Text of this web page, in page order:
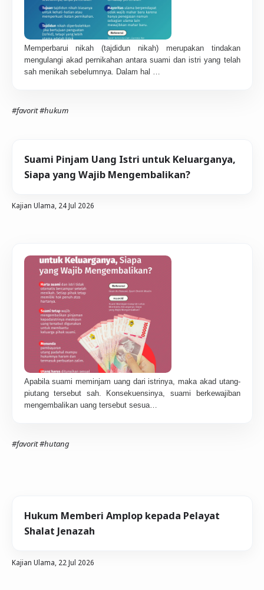
Memperbarui nikah (tajdidun nikah) merupakan tindakan
mengulangi akad pernikahan antara suami dan istri yang telah
sah menikah sebelumnya. Dalam hal …
#favorit#hukum
Suami Pinjam Uang Istri untuk Keluarganya,
Siapa yang Wajib Mengembalikan?
Kajian Ulama, 24 Jul 2026
Apabila suami meminjam uang dari istrinya, maka akad utang-
piutang tersebut sah. Konsekuensinya, suami berkewajiban
mengembalikan uang tersebut sesua…
#favorit#hutang
Hukum Memberi Amplop kepada Pelayat
Shalat Jenazah
Kajian Ulama, 22 Jul 2026